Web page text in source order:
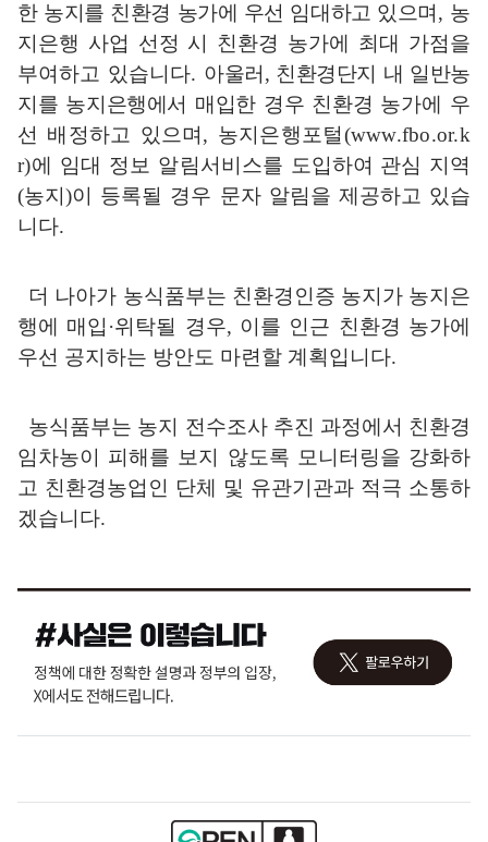
한 농지를 친환경 농가에 우선 임대하고 있으며 , 농
지은행 사업 선정 시 친환경 농가에 최대 가점을
부여하고 있습니다. 아울러 , 친환경단지 내 일반농
지를 농지은행에서 매입한 경우 친환경 농가에
우
선 배정하고 있으며 , 농지은행포털(www.fbo.or.k
r)에 임대 정보 알림서 비스를 도입하여 관심 지역
(농지 )이 등록될 경우 문자 알림을 제공하고 있습
니다.
더 나아가 농식품부는 친환경인증 농지가 농지은
행에 매입 ·위탁될 경우, 이를 인근 친환경 농가에
우선 공지하는 방안도 마련할 계획입니다.
농식품부는 농지 전수조사 추진 과정에서 친환경
임차농이 피해를 보지 않도록 모니터링을 강화하
고 친환경농업인 단체 및 유관기관과 적극 소통하
겠습니다.